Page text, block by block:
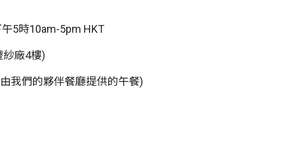
5時10am-5pm HKT
紗廠4樓)
我們的夥伴餐廳提供的午餐)